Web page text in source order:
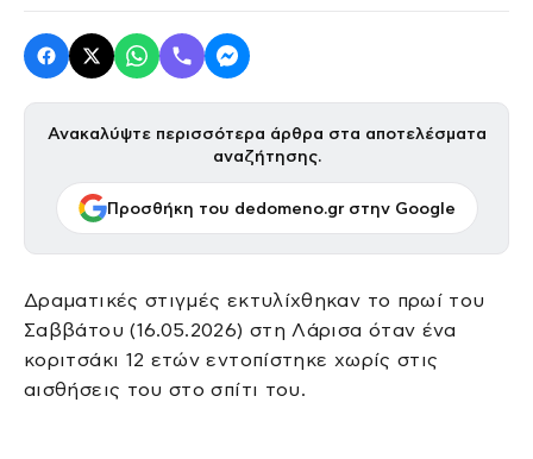
Ανακαλύψτε περισσότερα άρθρα στα αποτελέσματα
αναζήτησης.
Προσθήκη του dedomeno.gr στην Google
Δραματικές στιγμές εκτυλίχθηκαν το πρωί του
Σαββάτου (16.05.2026) στη Λάρισα όταν ένα
κοριτσάκι 12 ετών εντοπίστηκε χωρίς στις
αισθήσεις του στο σπίτι του.